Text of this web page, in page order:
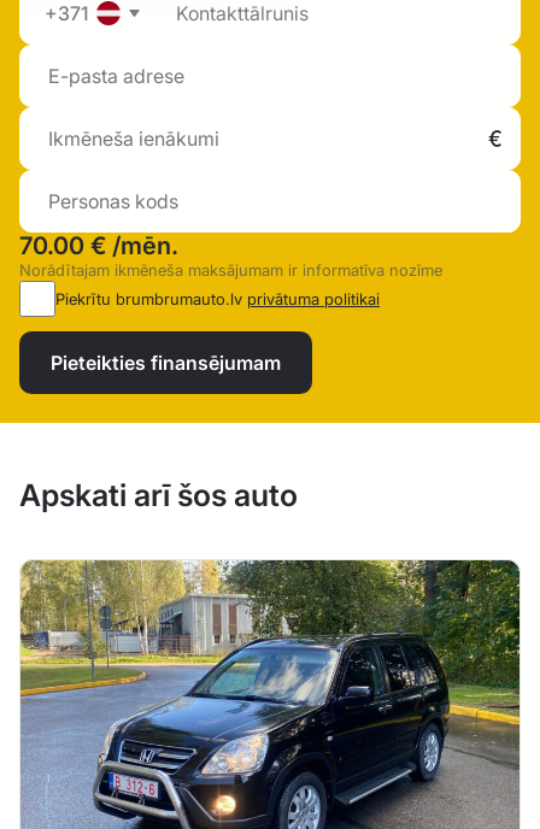
+371
70.00 € /mēn.
Norādītajam ikmēneša maksājumam ir informatīva nozīme
Piekrītu brumbrumauto.lv privātuma politikai
Pieteikties finansējumam
Apskati arī šos auto